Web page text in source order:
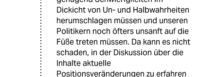
Dickicht von Un- und Halbwahrheiten
herumschlagen müssen und unseren
Politikern noch öfters unsanft auf die
Füße treten müssen. Da kann es nicht
schaden, in der Diskussion über die
Inhalte aktuelle
Positionsveränderungen zu erfahren